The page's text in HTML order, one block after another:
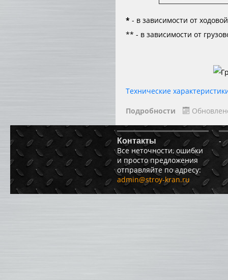
* - в зависимости от
** - в зависимости от
Технические
Подробности
Контакты
Все неточности, ошибки
и просто предложения
отправляйте по адресу:
admin@stroy-kran.ru
-